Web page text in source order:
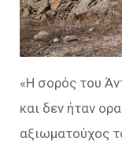
«Η σορός του
και δεν ήταν
αξιωματούχος